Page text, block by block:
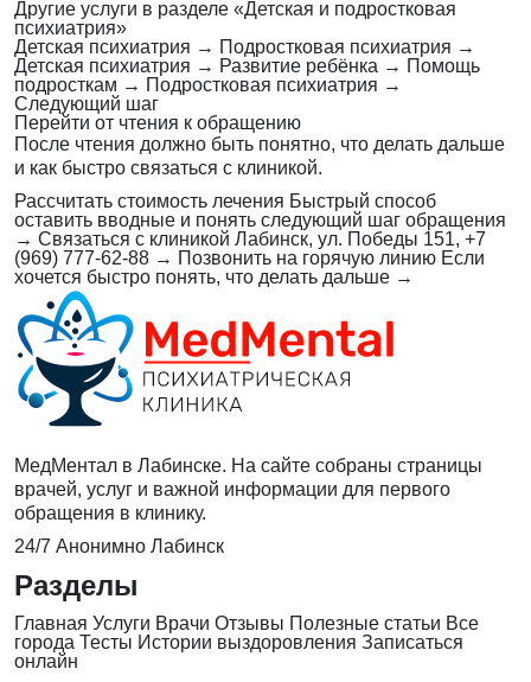
Другие услуги в разделе «Детская и подростковая
психиатрия»
Детская психиатрия → Подростковая психиатрия →
Детская психиатрия → Развитие ребёнка → Помощь
подросткам → Подростковая психиатрия →
Следующий шаг
Перейти от чтения к обращению
После чтения должно быть понятно, что делать дальше
и как быстро связаться с клиникой.
Рассчитать стоимость лечения Быстрый способ
оставить вводные и понять следующий шаг обращения
→ Связаться с клиникой Лабинск, ул. Победы 151, +7
(969) 777-62-88 → Позвонить на горячую линию Если
хочется быстро понять, что делать дальше →
МедМентал в Лабинске. На сайте собраны страницы
врачей, услуг и важной информации для первого
обращения в клинику.
24/7 Анонимно Лабинск
Разделы
Главная Услуги Врачи Отзывы Полезные статьи Все
города Тесты Истории выздоровления Записаться
онлайн